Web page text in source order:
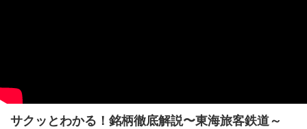
サクッとわかる！銘柄徹底解説〜東海旅客鉄道～